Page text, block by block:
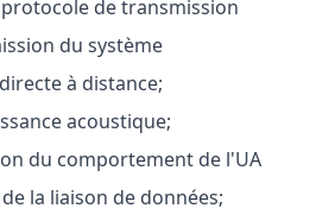
de transmission
du système
à distance;
acoustique;
du comportement de l'UA
la liaison de données;